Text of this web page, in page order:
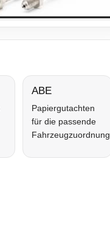
ABE
Papiergutachten
für die passende
Fahrzeugzuordnung.